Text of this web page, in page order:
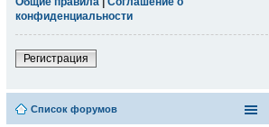
конфиденциальности
Регистрация
Список форумов